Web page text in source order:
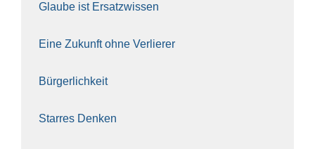
Glau­be ist Ersatz­wis­sen
Eine Zukunft ohne Ver­lie­rer
Bür­ger­lich­keit
Star­res Den­ken